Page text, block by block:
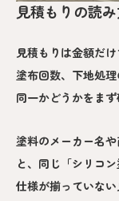
見積もりの読
見積もりは金額だ
塗布回数、下地処
同一かどうかをまず
塗料のメーカー名
と、同じ「シリコ
仕様が揃っていな